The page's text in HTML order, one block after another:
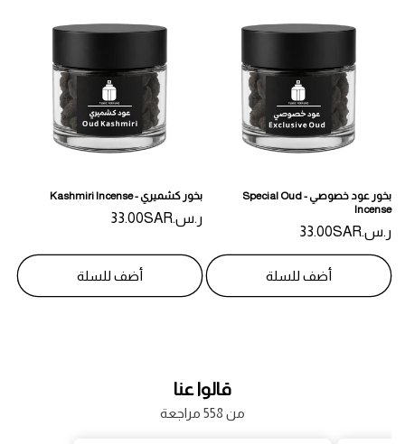
بخور عود خصوصي - Special Oud
Incense
السعر
المبدئي
ر.س.‏33.00SAR
أضف للسلة
بخور كشميري - Kashmiri Incense
السعر
ر.س.‏33.00SAR
أضف للسلة
قالوا عنا
من 558 مراجعة